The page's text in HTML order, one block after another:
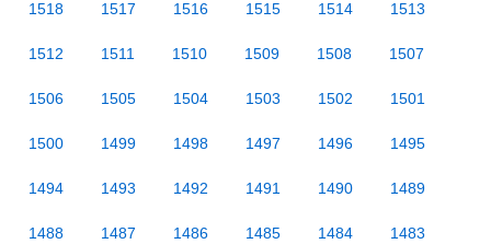
1518 1517 1516 1515 1514 1513
1512 1511 1510 1509 1508 1507
1506 1505 1504 1503 1502 1501
1500 1499 1498 1497 1496 1495
1494 1493 1492 1491 1490 1489
1488 1487 1486 1485 1484 1483